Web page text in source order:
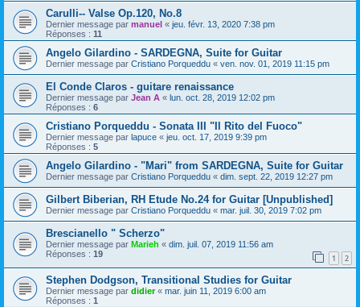
Carulli-- Valse Op.120, No.8
Dernier message par manuel « jeu. févr. 13, 2020 7:38 pm
Réponses : 11
Angelo Gilardino - SARDEGNA, Suite for Guitar
Dernier message par Cristiano Porqueddu « ven. nov. 01, 2019 11:15 pm
El Conde Claros - guitare renaissance
Dernier message par Jean A « lun. oct. 28, 2019 12:02 pm
Réponses : 6
Cristiano Porqueddu - Sonata III "Il Rito del Fuoco"
Dernier message par lapuce « jeu. oct. 17, 2019 9:39 pm
Réponses : 5
Angelo Gilardino - "Mari" from SARDEGNA, Suite for Guitar
Dernier message par Cristiano Porqueddu « dim. sept. 22, 2019 12:27 pm
Gilbert Biberian, RH Etude No.24 for Guitar [Unpublished]
Dernier message par Cristiano Porqueddu « mar. juil. 30, 2019 7:02 pm
Brescianello " Scherzo"
Dernier message par Marieh « dim. juil. 07, 2019 11:56 am
Réponses : 19 1 2
Stephen Dodgson, Transitional Studies for Guitar
Dernier message par didier« mar. juin 11, 2019 6:00 am
Réponses : 1